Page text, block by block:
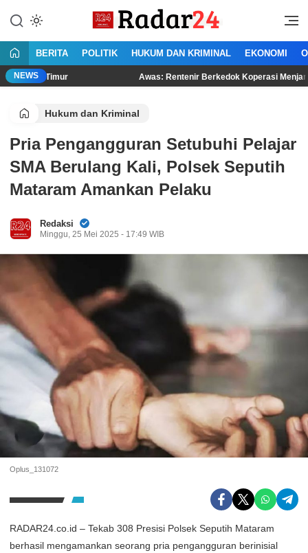
konten
Radar24.co.id
Jujur Lantang Bersuara
BERITA POLITIK HUKUM DAN KRIMINAL EKONOMI
NEWS Awas: Rentenir Berkedok Koperasi Menjamur di
Hukum dan Kriminal
Pria Pengangguran Setubuhi Pelajar
SMA Berulang Kali, Polsek Seputih
Mataram Amankan Pelaku
Redaksi
Minggu, 25 Mei 2025 - 17:49 WIB
Oplus_131072
RADAR24.co.id – Tekab 308 Presisi Polsek Seputih Mataram
berhasil mengamankan seorang pria pengangguran berinisial